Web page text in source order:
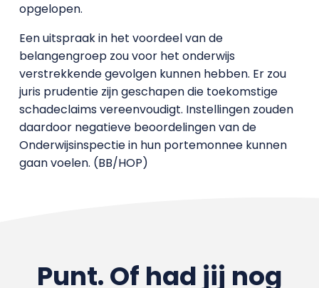
opgelopen.
Een uitspraak in het voordeel van de
belangengroep zou voor het onderwijs
verstrekkende gevolgen kunnen hebben. Er zou
juris prudentie zijn geschapen die toekomstige
schadeclaims vereenvoudigt. Instellingen zouden
daardoor negatieve beoordelingen van de
Onderwijsinspectie in hun portemonnee kunnen
gaan voelen. (BB/HOP)
Punt. Of had jij nog